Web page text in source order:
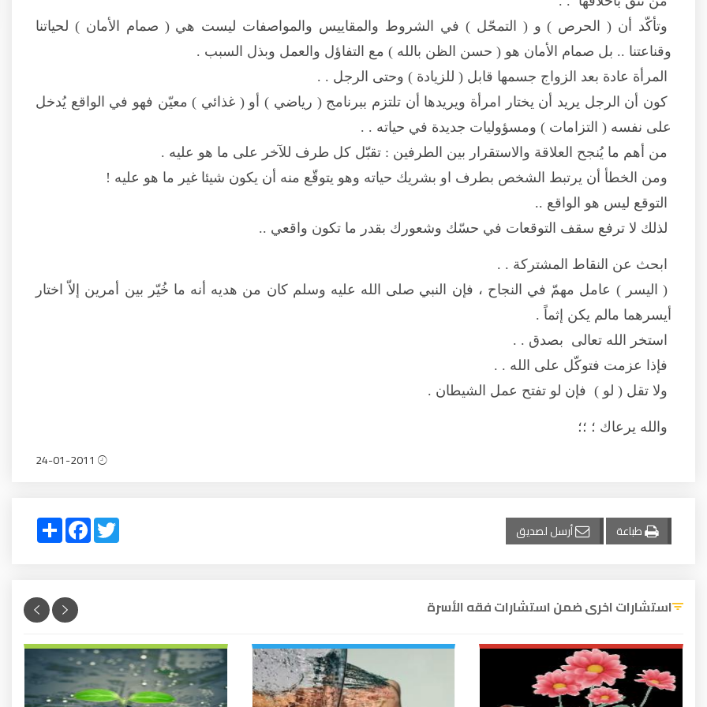
وتأكّد أن ( الحرص ) و ( التمحّل ) في الشروط والمقاييس والمواصفات ليست هي ( صمام الأمان ) لحياتنا
وقناعتنا .. بل صمام الأمان هو ( حسن الظن بالله ) مع التفاؤل والعمل وبذل السبب .
المرأة عادة بعد الزواج جسمها قابل ( للزيادة ) وحتى الرجل . .
كون أن الرجل يريد أن يختار امرأة ويريدها أن تلتزم ببرنامج ( رياضي ) أو ( غذائي ) معيّن فهو في الواقع يُدخل
على نفسه ( التزامات ) ومسؤوليات جديدة في حياته . .
من أهم ما يُنجح العلاقة والاستقرار بين الطرفين : تقبّل كل طرف للآخر على ما هو عليه .
ومن الخطأ أن يرتبط الشخص بطرف او بشريك حياته وهو يتوقّع منه أن يكون شيئا غير ما هو عليه !
التوقع ليس هو الواقع ..
لذلك لا ترفع سقف التوقعات في حسّك وشعورك بقدر ما تكون واقعي ..
ابحث عن النقاط المشتركة . .
( اليسر ) عامل مهمّ في النجاح ، فإن النبي صلى الله عليه وسلم كان من هديه أنه ما خُيّر بين أمرين إلاّ اختار
أيسرهما مالم يكن إثماً .
استخر الله تعالى بصدق . .
فإذا عزمت فتوكّل على الله . .
ولا تقل ( لو ) فإن لو تفتح عمل الشيطان .
والله يرعاك ؛ ؛؛
طباعة أرسل لصديق Share
FacebookTwitter
استشارات اخرى ضمن استشارات فقه الأسرة